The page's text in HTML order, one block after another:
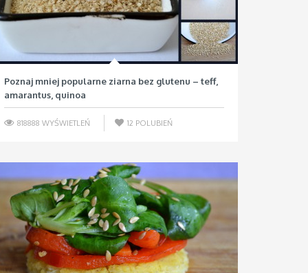
Poznaj mniej popularne ziarna bez glutenu – teff,
amarantus, quinoa
818888 WYŚWIETLEŃ 12 POLUBIEŃ